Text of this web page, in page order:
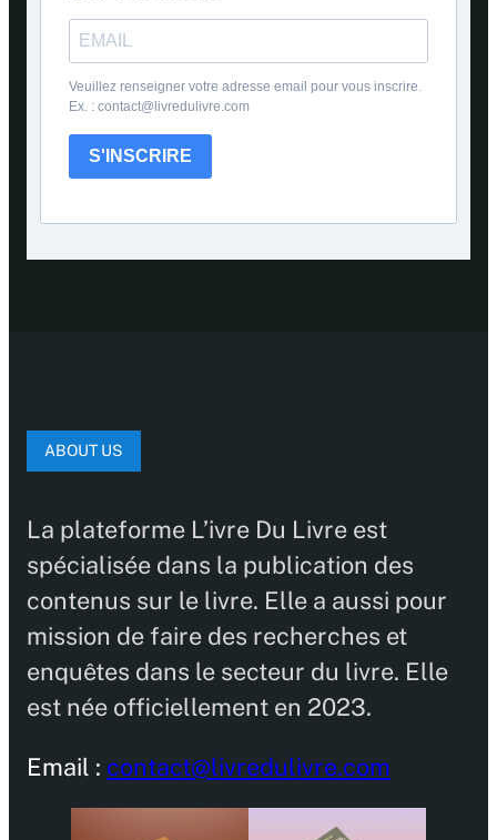
Veuillez renseigner votre adresse email pour vous inscrire.
Ex. : contact@livredulivre.com
S'INSCRIRE
ABOUT US
La plateforme L’ivre Du Livre est
spécialisée dans la publication des
contenus sur le livre. Elle a aussi pour
mission de faire des recherches et
enquêtes dans le secteur du livre. Elle
est née officiellement en 2023.
Email : contact@livredulivre.com